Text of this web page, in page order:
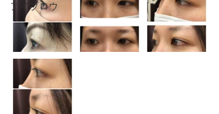
アイブロウ